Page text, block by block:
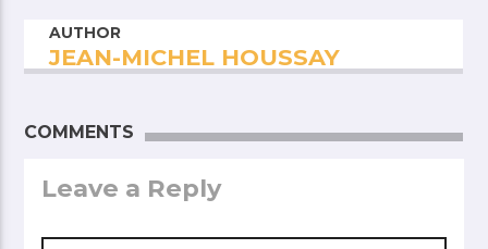
AUTHOR
JEAN-MICHEL HOUSSAY
COMMENTS
Leave a Reply